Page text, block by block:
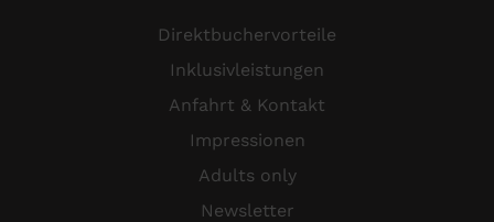
Direktbuchervorteile
Inklusivleistungen
Anfahrt & Kontakt
Impressionen
Adults only
Newsletter